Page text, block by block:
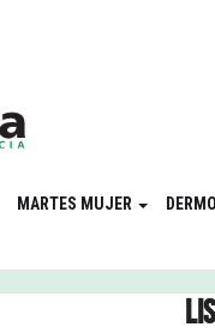
MARTES MUJER